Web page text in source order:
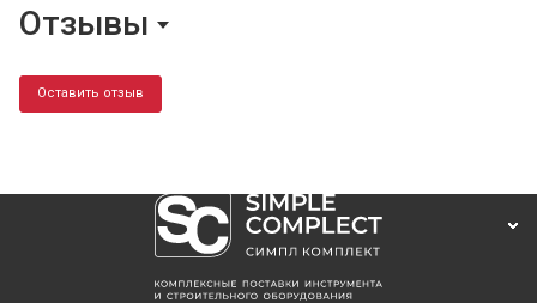
Отзывы
Оставить отзыв